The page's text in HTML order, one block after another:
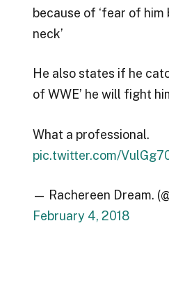
because of ‘fear of him
neck’
He also states if he
of WWE’ he will fight
What a professional.
pic.twitter.com/
— Rachereen Dream.
February 4, 2018